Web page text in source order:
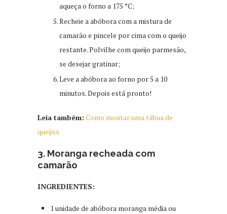
aqueça o forno a 175 °C;
Recheie a abóbora com a mistura de
camarão e pincele por cima com o queijo
restante. Polvilhe com queijo parmesão,
se desejar gratinar;
Leve a abóbora ao forno por 5 a 10
minutos. Depois está pronto!
Leia também: Como montar uma tábua de
queijos
3. Moranga recheada com
camarão
INGREDIENTES:
1 unidade de abóbora moranga média ou